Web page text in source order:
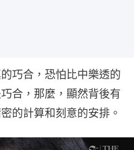
巧合，恐怕比中樂透的
合，那麼，顯然背後有
的計算和刻意的安排。